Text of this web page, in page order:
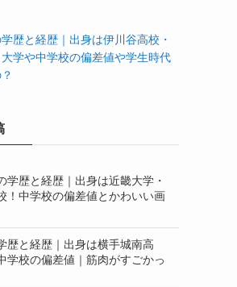
歴と経歴｜出身は伊川谷高校・
学や中学校の偏差値や学生時代
学歴と経歴｜出身は近畿大学・
！中学校の偏差値とかわいい画
歴と経歴｜出身は横手城南高
学校の偏差値｜筋肉がすごかっ